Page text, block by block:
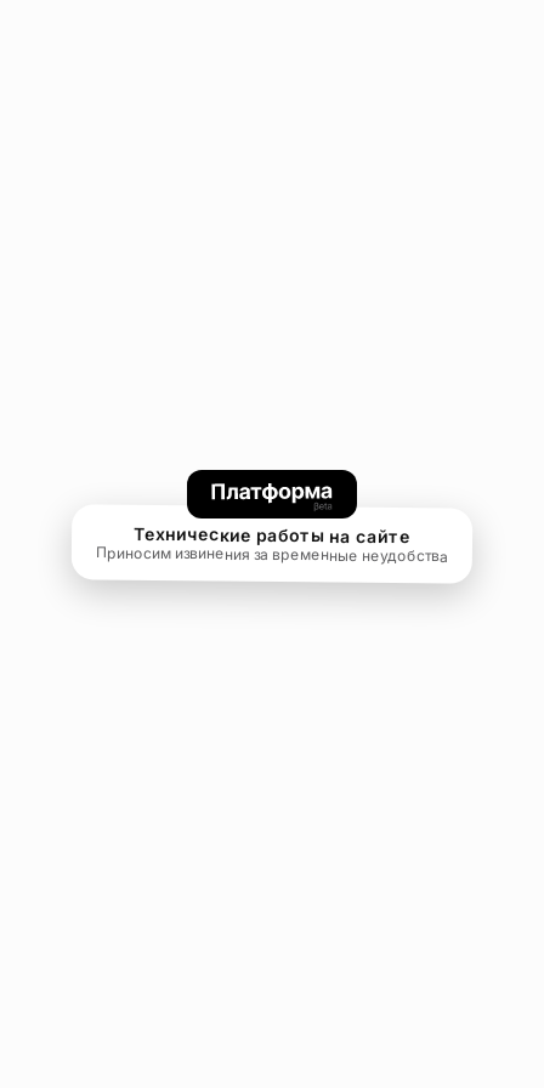
Технические работы на сайте
Приносим извинения за временные неудобства